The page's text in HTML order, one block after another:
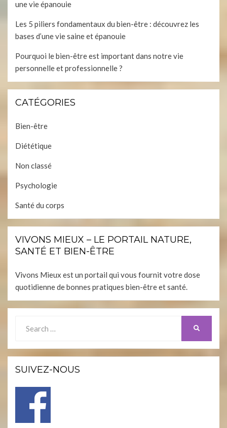
une vie épanouie
Les 5 piliers fondamentaux du bien-être : découvrez les
bases d’une vie saine et épanouie
Pourquoi le bien-être est important dans notre vie
personnelle et professionnelle ?
CATÉGORIES
Bien-être
Diététique
Non classé
Psychologie
Santé du corps
VIVONS MIEUX – LE PORTAIL NATURE,
SANTÉ ET BIEN-ÊTRE
Vivons Mieux est un portail qui vous fournit votre dose
quotidienne de bonnes pratiques bien-être et santé.
for:
SUIVEZ-NOUS